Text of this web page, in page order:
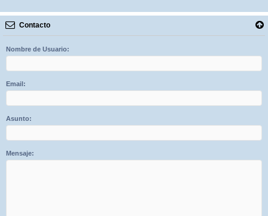
Contacto
Nombre de Usuario:
Email:
Asunto:
Mensaje: